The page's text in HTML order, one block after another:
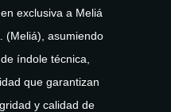
exclusiva a Meliá
(Meliá), asumiendo
índole técnica,
que garantizan
y calidad de